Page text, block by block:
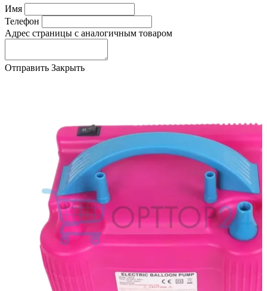
Имя
Телефон
Адрес страницы с аналогичным товаром
Отправить Закрыть